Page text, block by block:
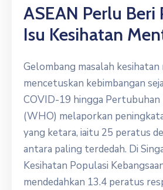
ASEAN Perlu Beri
Isu Kesihatan
Gelombang masalah
mencetuskan kebimbangan
COVID-19 hingga Pertubuhan
(WHO) melaporkan
yang ketara, iaitu 25 peratus
antara paling terdedah. Di
Kesihatan Populasi
mendedahkan 13.4 peratus